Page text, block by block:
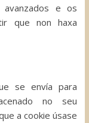
avanzados e os
que non haxa
se envía para
no seu
a cookie úsase